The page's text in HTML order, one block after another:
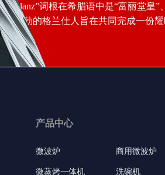
“Galanz”词根在希腊语中是“富丽堂皇
气蓬勃的格兰仕人旨在共同完成一份
微波炉
微蒸烤一体机
产品中心
商用微波炉
洗碗机